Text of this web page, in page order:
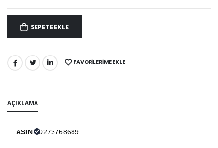
SEPETE EKLE
PAYLAŞ: FAVORILERIME EKLE
AÇIKLAMA
ASIN :0273768689